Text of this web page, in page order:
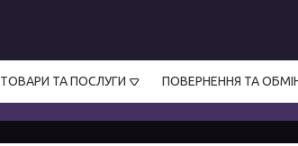
ТОВАРИ ТА ПОСЛУГИ ПОВЕРНЕННЯ ТА